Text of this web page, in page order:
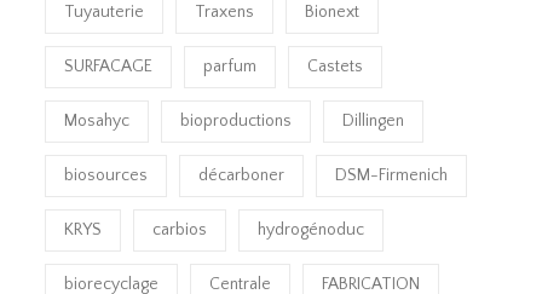
Tuyauterie Traxens Bionext
SURFACAGE parfum Castets
Mosahyc bioproductions Dillingen
biosources décarboner DSM-Firmenich
KRYS carbios hydrogénoduc
biorecyclage Centrale FABRICATION